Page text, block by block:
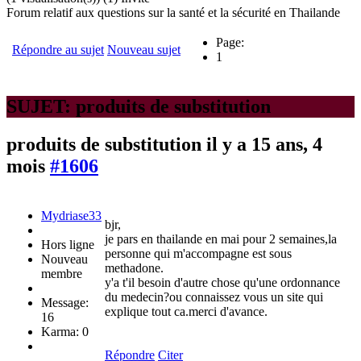
Forum relatif aux questions sur la santé et la sécurité en Thailande
Répondre au sujet Nouveau sujet
Page:
1
SUJET: produits de substitution
produits de substitution il y a 15 ans, 4
mois #1606
Mydriase33
Hors ligne
Nouveau
membre
Message:
16
Karma: 0
bjr,
je pars en thailande en mai pour 2 semaines,la
personne qui m'accompagne est sous
methadone.
y'a t'il besoin d'autre chose qu'une ordonnance
du medecin?ou connaissez vous un site qui
explique tout ca.merci d'avance.
Répondre Citer